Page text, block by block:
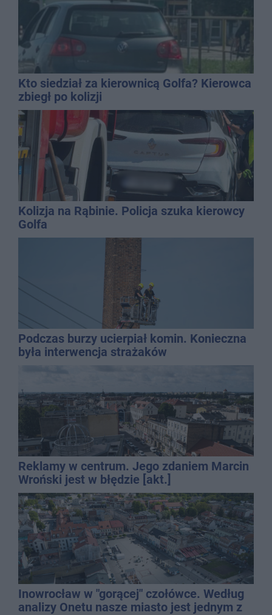
Kto siedział za kierownicą Golfa? Kierowca
zbiegł po kolizji
Kolizja na Rąbinie. Policja szuka kierowcy
Golfa
Podczas burzy ucierpiał komin. Konieczna
była interwencja strażaków
Reklamy w centrum. Jego zdaniem Marcin
Wroński jest w błędzie [akt.]
Inowrocław w "gorącej" czołówce. Według
analizy Onetu nasze miasto jest jednym z